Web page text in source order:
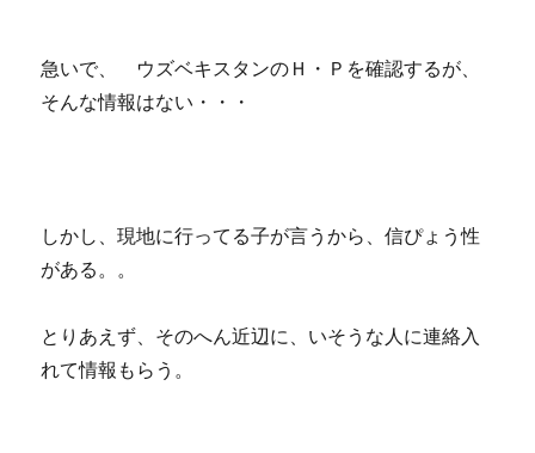
急いで、 ウズベキスタンのＨ・Ｐを確認するが、
そんな情報はない・・・
しかし、現地に行ってる子が言うから、信ぴょう性
がある。。
とりあえず、そのへん近辺に、いそうな人に連絡入
れて情報もらう。